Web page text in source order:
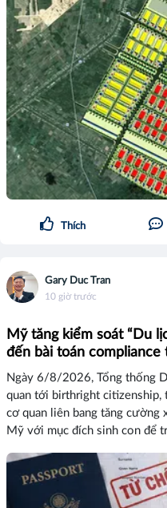
Thích
Gary Duc Tran
10 giờ trước
Mỹ tăng kiểm soát “Du
đến bài toán
Ngày 6/8/2026, Tổng thống
quan tới birthright citizenship,
cơ quan liên bang tăng
Mỹ với mục đích sinh con để